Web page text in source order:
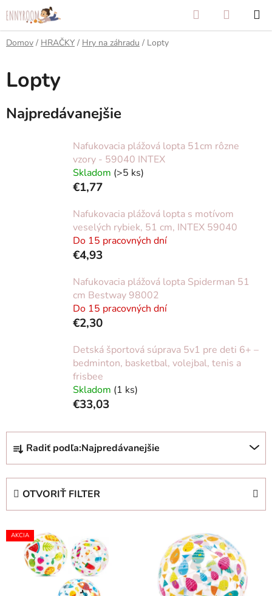
na
obsah
Hľadať
KOŠÍK
Domov / HRAČKY / Hry na záhradu / Lopty
Lopty
Najpredávanejšie
Nafukovacia plážová lopta 51cm rôzne
vzory - 59040 INTEX
Skladom (>5 ks)
€1,77
Nafukovacia plážová lopta s motívom
veselých rybiek, 51 cm, INTEX 59040
Do 15 pracovných dní
€4,93
Nafukovacia plážová lopta Spiderman 51
cm Bestway 98002
Do 15 pracovných dní
€2,30
Detská športová súprava 5v1 pre deti 6+ –
bedminton, basketbal, volejbal, tenis a
frisbee
Skladom (1 ks)
€33,03
R
d
e
Radiť podľa:Najpredávanejšie
OTVORIŤ FILTER
V
ý
AKCIA